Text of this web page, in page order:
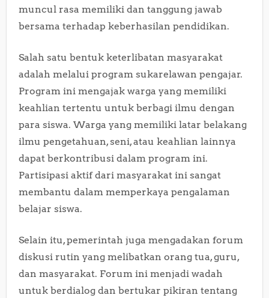
muncul rasa memiliki dan tanggung jawab
bersama terhadap keberhasilan pendidikan.
Salah satu bentuk keterlibatan masyarakat
adalah melalui program sukarelawan pengajar.
Program ini mengajak warga yang memiliki
keahlian tertentu untuk berbagi ilmu dengan
para siswa. Warga yang memiliki latar belakang
ilmu pengetahuan, seni, atau keahlian lainnya
dapat berkontribusi dalam program ini.
Partisipasi aktif dari masyarakat ini sangat
membantu dalam memperkaya pengalaman
belajar siswa.
Selain itu, pemerintah juga mengadakan forum
diskusi rutin yang melibatkan orang tua, guru,
dan masyarakat. Forum ini menjadi wadah
untuk berdialog dan bertukar pikiran tentang